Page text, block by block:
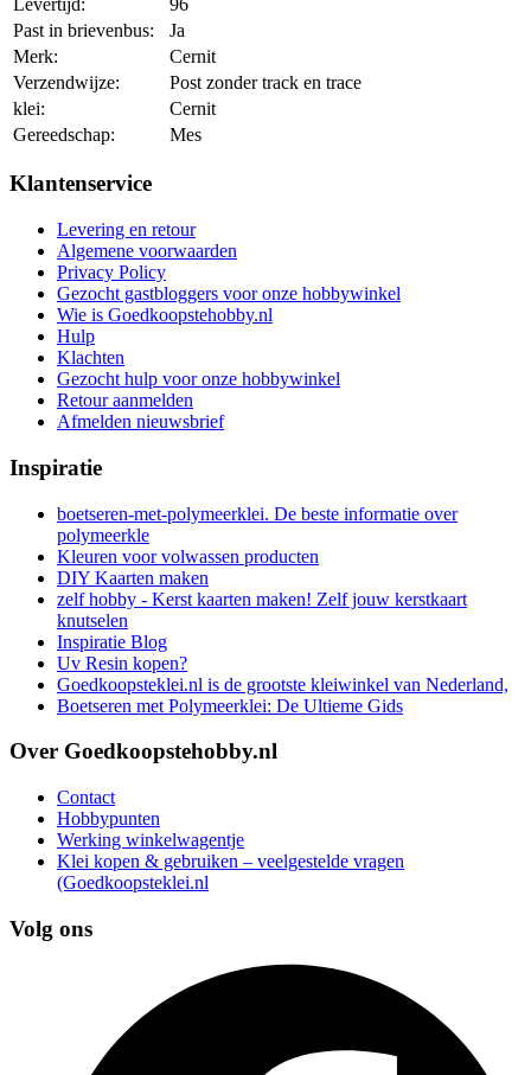
Past in brievenbus:
Ja
Merk:
Cernit
Verzendwijze:
Post zonder track en trace
klei:
Cernit
Gereedschap:
Mes
Klantenservice
Levering en retour
Algemene voorwaarden
Privacy Policy
Gezocht gastbloggers voor onze hobbywinkel
Wie is Goedkoopstehobby.nl
Hulp
Klachten
Gezocht hulp voor onze hobbywinkel
Retour aanmelden
Afmelden nieuwsbrief
Inspiratie
boetseren-met-polymeerklei. De beste informatie over
polymeerkle
Kleuren voor volwassen producten
DIY Kaarten maken
zelf hobby - Kerst kaarten maken! Zelf jouw kerstkaart
knutselen
Inspiratie Blog
Uv Resin kopen?
Goedkoopsteklei.nl is de grootste kleiwinkel van Nederland,
Boetseren met Polymeerklei: De Ultieme Gids
Over Goedkoopstehobby.nl
Contact
Hobbypunten
Werking winkelwagentje
Klei kopen & gebruiken – veelgestelde vragen
(Goedkoopsteklei.nl
Volg ons